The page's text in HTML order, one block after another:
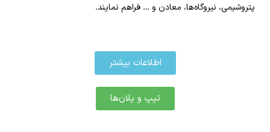
پتروشیمی، نیروگاه‌ها، معادن و … فراهم نمایند.
اطلاعات بیشتر
تیپ و پلان‌ها